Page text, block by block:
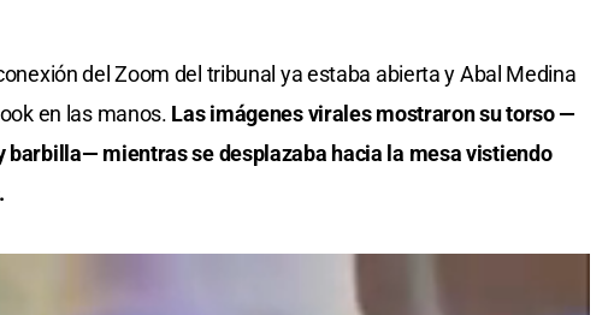
del Zoom del tribunal ya estaba abierta y Abal Medina
en las manos. Las imágenes virales mostraron su torso —
barbilla— mientras se desplazaba hacia la mesa vistiendo